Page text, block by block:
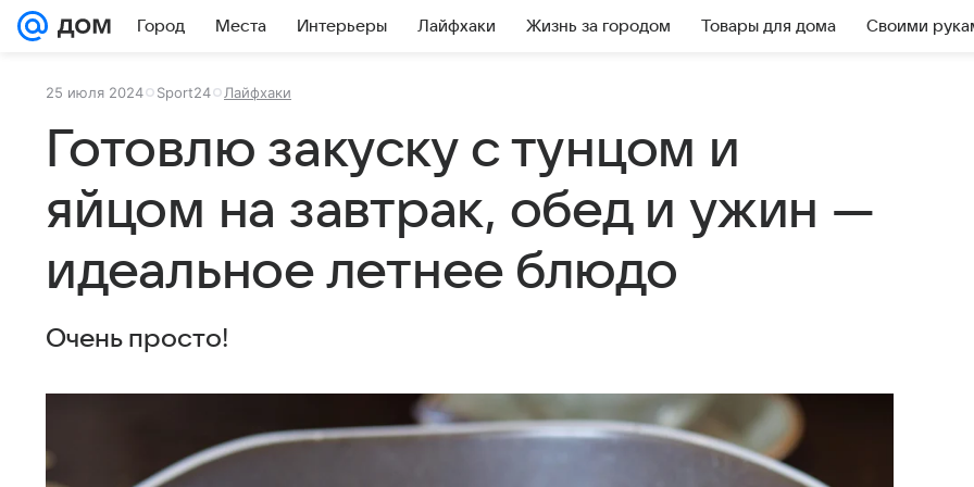
Город Места Интерьеры Лайфхаки Жизнь за городом Товары для дома Своими
25 июля 2024 Sport24 Лайфхаки
Готовлю закуску с тунцом и
яйцом на завтрак, обед и ужин —
идеальное летнее блюдо
Очень просто!